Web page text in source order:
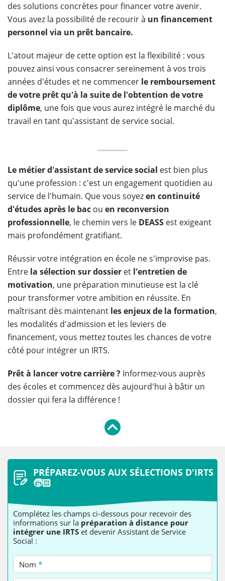
des solutions concrètes pour financer votre avenir.
Vous avez la possibilité de recourir à un financement
personnel via un prêt bancaire.
L'atout majeur de cette option est la flexibilité : vous
pouvez ainsi vous consacrer sereinement à vos trois
années d'études et ne commencer le remboursement
de votre prêt qu'à la suite de l'obtention de votre
diplôme, une fois que vous aurez intégré le marché du
travail en tant qu'assistant de service social.
Le métier d'assistant de service social est bien plus
qu'une profession : c'est un engagement quotidien au
service de l'humain. Que vous soyezen continuité
d'études après le bac ou en reconversion
professionnelle, le chemin vers le DEASS est exigeant
mais profondément gratifiant.
Réussir votre intégration en école ne s'improvise pas.
Entre la sélection sur dossier et l'entretien de
motivation, une préparation minutieuse est la clé
pour transformer votre ambition en réussite. En
maîtrisant dès maintenant les enjeux de la formation,
les modalités d'admission et les leviers de
financement, vous mettez toutes les chances de votre
côté pour intégrer un IRTS.
Prêt à lancer votre carrière ? Informez-vous auprès
des écoles et commencez dès aujourd'hui à bâtir un
dossier qui fera la différence !
PRÉPAREZ-VOUS AUX SÉLECTIONS D'IRTS
🧒🏻
Complétez les champs ci-dessous pour recevoir des
informations sur la préparation à distance pour
intégrer une IRTS et devenir Assistant de Service
Social :
Nom *